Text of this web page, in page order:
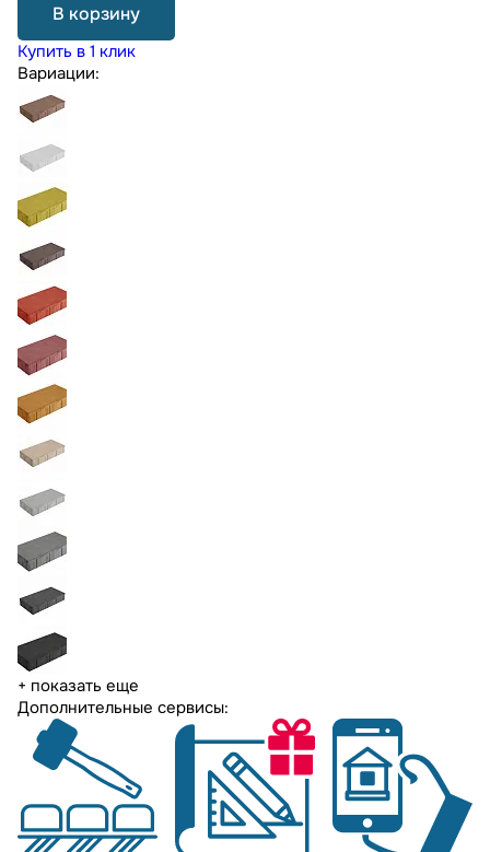
В корзину
Купить в 1 клик
Вариации:
+ показать еще
Дополнительные сервисы: